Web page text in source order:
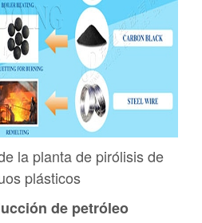
la planta de pirólisis de
plásticos
de petróleo